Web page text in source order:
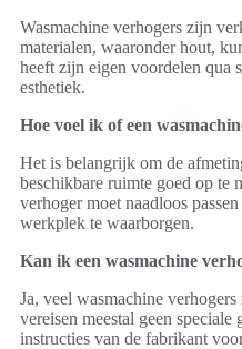
Wasmachine verhogers zijn
materialen, waaronder hout,
heeft zijn eigen voordelen qua
esthetiek.
Hoe voel ik of een
Het is belangrijk om de
beschikbare ruimte goed op te
verhoger moet naadloos
werkplek te waarborgen.
Kan ik een wasmachine
Ja, veel wasmachine
vereisen meestal geen speciale
instructies van de fabrikant